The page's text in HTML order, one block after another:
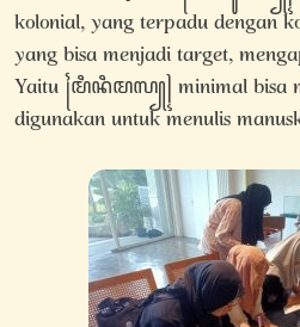
kolonial, yang terpadu dengan
yang bisa menjadi target,
Yaitu ꧌ꦩꦶꦤꦶꦩꦭ꧀꧍ minimal bisa
digunakan untuk menulis